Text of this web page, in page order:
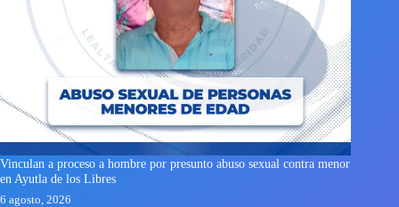
Vinculan a proceso a hombre por presunto abuso sexual contra menor
en Ayutla de los Libres
6 agosto, 2026